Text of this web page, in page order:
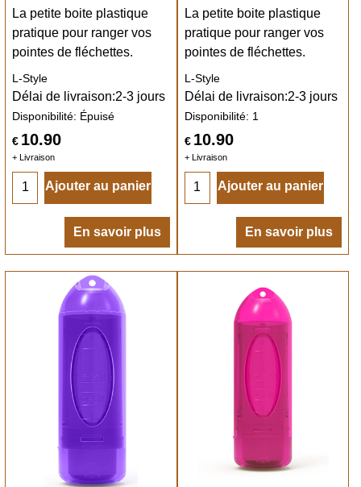
La petite boite plastique
pratique pour ranger vos
pointes de fléchettes.
€ 10.90
+ Livraison
L-Style
Délai de livraison:2-3 jours
Disponibilité: Épuisé
Ajouter au panier
En savoir plus
La petite boite plastique
pratique pour ranger vos
pointes de fléchettes.
€ 10.90
+ Livraison
L-Style
Délai de livraison:2-3 jours
Disponibilité: 1
Ajouter au panier
En savoir plus